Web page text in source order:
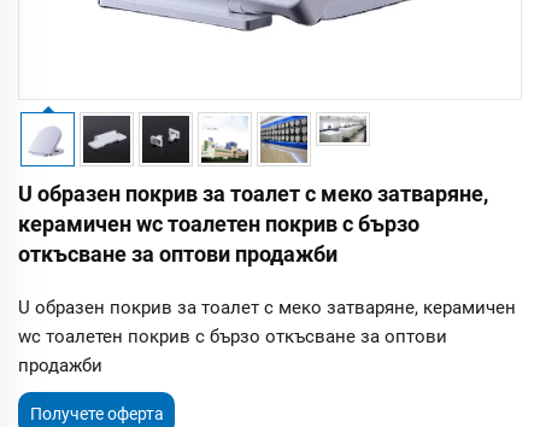
U образен покрив за тоалет с меко затваряне,
керамичен wc тоалетен покрив с бързо
откъсване за оптови продажби
U образен покрив за тоалет с меко затваряне, керамичен
wc тоалетен покрив с бързо откъсване за оптови
продажби
Получете оферта